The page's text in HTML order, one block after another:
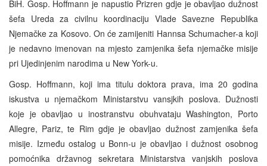
BiH. Gosp. Hoffmann je napustio Prizren gdje je obavljao dužnost
šefa Ureda za civilnu koordinaciju Vlade Savezne Republika
Njemačke za Kosovo. On će zamijeniti Hannsa Schumacher-a koji
je nedavno imenovan na mjesto zamjenika šefa njemačke misije
pri Ujedinjenim narodima u New York-u.
Gosp. Hoffmann, koji ima titulu doktora prava, ima 20 godina
iskustva u njemačkom Ministarstvu vansjkih poslova. Dužnosti
koje je obavljao u inostranstvu obuhvataju Washington, Porto
Allegre, Pariz, te Rim gdje je obavljao dužnost zamjenika šefa
misije. Između ostalog u Bonn-u je obavljao i dužnost osobnog
pomoćnika državnog sekretara Ministarstva vanjskih poslova